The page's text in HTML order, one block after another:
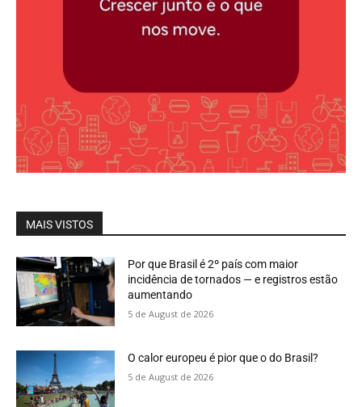
MAIS VISTOS
Por que Brasil é 2º país com maior
incidência de tornados — e registros estão
aumentando
5 de August de 2026
O calor europeu é pior que o do Brasil?
5 de August de 2026